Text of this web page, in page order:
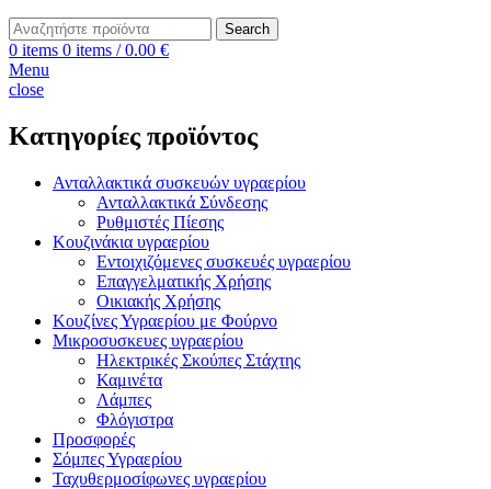
Search
0 items 0 items / 0.00 €
Menu
close
Κατηγορίες προϊόντος
Ανταλλακτικά συσκευών υγραερίου
Ανταλλακτικά Σύνδεσης
Ρυθμιστές Πίεσης
Κουζινάκια υγραερίου
Εντοιχιζόμενες συσκευές υγραερίου
Επαγγελματικής Χρήσης
Οικιακής Χρήσης
Κουζίνες Υγραερίου με Φούρνο
Μικροσυσκευες υγραερίου
Ηλεκτρικές Σκούπες Στάχτης
Καμινέτα
Λάμπες
Φλόγιστρα
Προσφορές
Σόμπες Υγραερίου
Ταχυθερμοσίφωνες υγραερίου